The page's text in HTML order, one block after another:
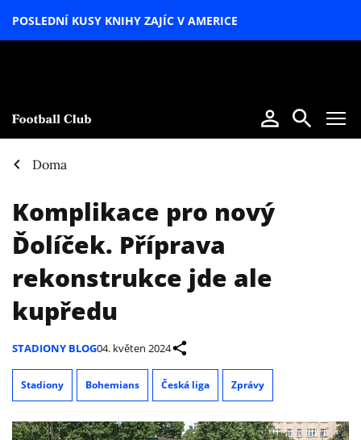
POSLEDNÍ KUSY KNIHY ZAJÍC V AMERICE
Doma
Komplikace pro nový
Ďolíček. Příprava
rekonstrukce jde ale
kupředu
STADIONY BLOG04. květen 2024
Stadiony Bohemians Česká liga Zprávy